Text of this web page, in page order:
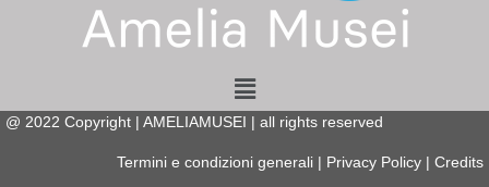
Menu
@ 2022 Copyright | AMELIAMUSEI | all rights reserved
Termini e condizioni generali Privacy Policy Credits